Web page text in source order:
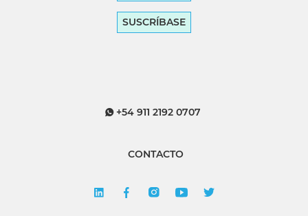
SUSCRÍBASE
+54 911 2192 0707
CONTACTO